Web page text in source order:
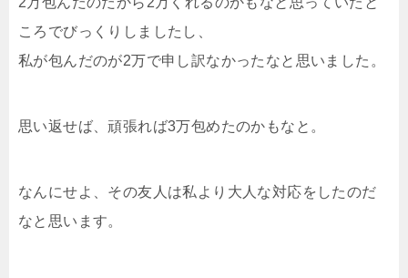
ころでびっくりしましたし、
私が包んだのが2万で申し訳なかったなと思いました。
思い返せば、頑張れば3万包めたのかもなと。
なんにせよ、その友人は私より大人な対応をしたのだ
なと思います。